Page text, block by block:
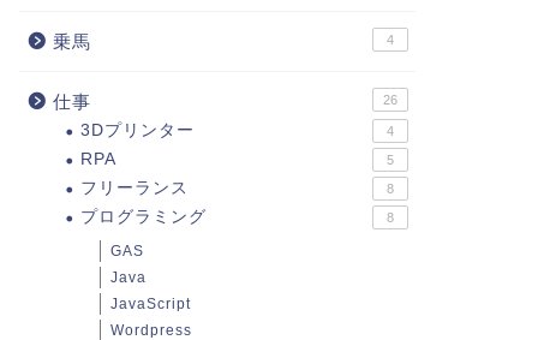
乗馬 4
仕事 26
3Dプリンター 4
RPA 5
フリーランス 8
プログラミング 8
GAS
Java
JavaScript
Wordpress